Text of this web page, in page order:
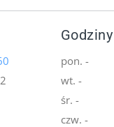
pon. -
wt. -
śr. -
czw. -